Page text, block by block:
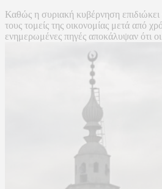
Καθώς η συριακή κυβέρνηση
τους τομείς της οικονομίας μετά από
ενημερωμένες πηγές αποκάλυψαν ότι